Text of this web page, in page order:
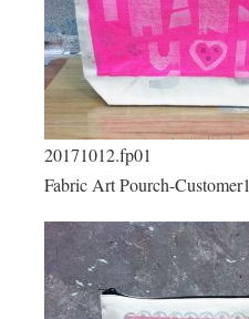
20171012.fp01
Fabric Art Pourch-Customer1